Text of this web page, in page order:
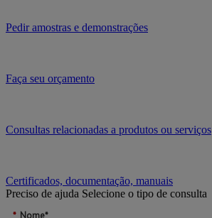
Pedir amostras e demonstrações
Faça seu orçamento
Consultas relacionadas a produtos ou serviços
Certificados, documentação, manuais
Preciso de ajuda Selecione o tipo de consulta